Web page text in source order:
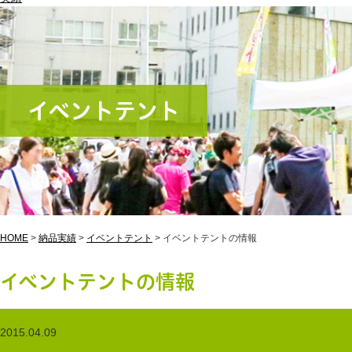
イベントテント
HOME > 納品実績 > イベントテント > イベントテントの情報
イベントテントの情報
2015.04.09